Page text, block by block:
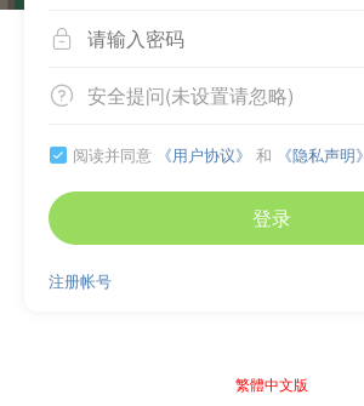

 安全提问(未设置请忽略)
 阅读并同意 《用户协议》 和 《隐私声明》
登录
注册帐号
繁體中文版